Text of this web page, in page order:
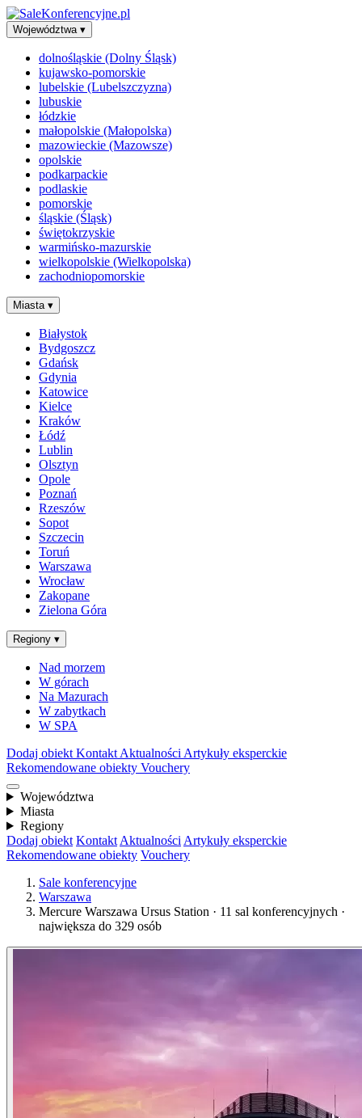
Województwa ▾
dolnośląskie (Dolny Śląsk)
kujawsko-pomorskie
lubelskie (Lubelszczyzna)
lubuskie
łódzkie
małopolskie (Małopolska)
mazowieckie (Mazowsze)
opolskie
podkarpackie
podlaskie
pomorskie
śląskie (Śląsk)
świętokrzyskie
warmińsko-mazurskie
wielkopolskie (Wielkopolska)
zachodniopomorskie
Miasta ▾
Białystok
Bydgoszcz
Gdańsk
Gdynia
Katowice
Kielce
Kraków
Łódź
Lublin
Olsztyn
Opole
Poznań
Rzeszów
Sopot
Szczecin
Toruń
Warszawa
Wrocław
Zakopane
Zielona Góra
Regiony ▾
Nad morzem
W górach
Na Mazurach
W zabytkach
W SPA
Dodaj obiekt Kontakt Aktualności Artykuły eksperckie
Rekomendowane obiekty Vouchery
Województwa
Miasta
Regiony
Dodaj obiekt Kontakt Aktualności Artykuły eksperckie
Rekomendowane obiekty Vouchery
Sale konferencyjne
Warszawa
Mercure Warszawa Ursus Station · 11 sal konferencyjnych ·
największa do 329 osób